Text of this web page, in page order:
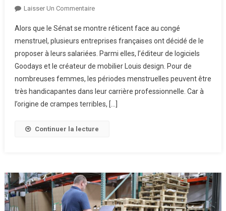
Laisser Un CommentaireSur
Menstruel :
Les
Entreprises
S’engagent
De
Plus
En
Alors que le Sénat se montre réticent face au congé
menstruel, plusieurs entreprises françaises ont décidé de le
proposer à leurs salariées. Parmi elles, l’éditeur de logiciels
Goodays et le créateur de mobilier Louis design. Pour de
nombreuses femmes, les périodes menstruelles peuvent être
très handicapantes dans leur carrière professionnelle. Car à
l’origine de crampes terribles, […]
Continuer la lecture